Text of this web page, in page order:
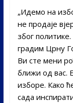
„Идемо на
не продаје
због
градим Црну
Ви сте мени
ближи од вас.
изборе. Како
сада